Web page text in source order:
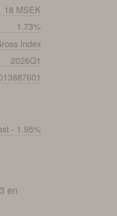
18 MSEK
1.73%
Index
2026Q1
- 1.95%
en